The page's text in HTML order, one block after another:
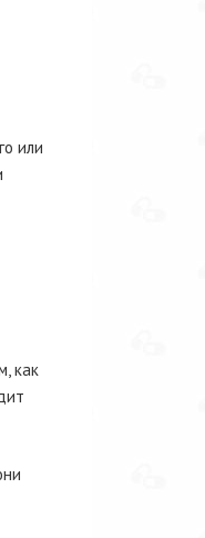
или
как